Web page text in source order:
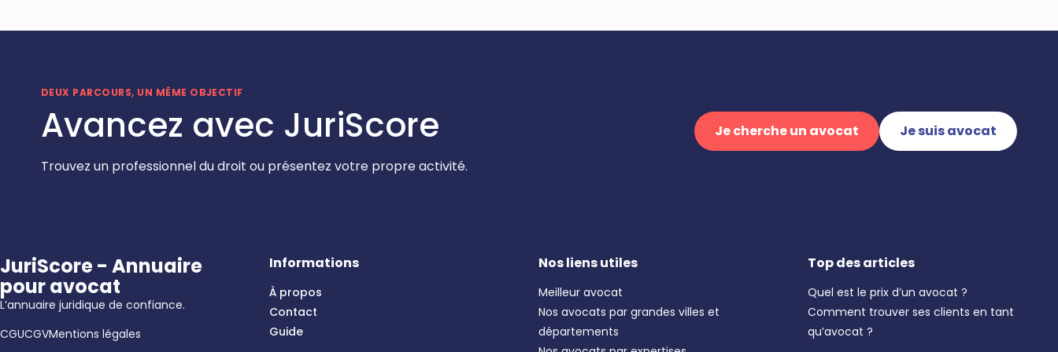
DEUX PARCOURS, UN MÊME OBJECTIF
Avancez avec JuriScore
Trouvez un professionnel du droit ou présentez votre propre activité.
Je cherche un avocat Je suis avocat
JuriScore - Annuaire
pour avocat
L’annuaire juridique de confiance.
CGUCGVMentions légales
Informations
À propos
Contact
Guide
Nos liens utiles
Meilleur avocat
Nos avocats par grandes villes et
départements
Top des articles
Quel est le prix d’un avocat ?
Comment trouver ses clients en tant
qu’avocat ?